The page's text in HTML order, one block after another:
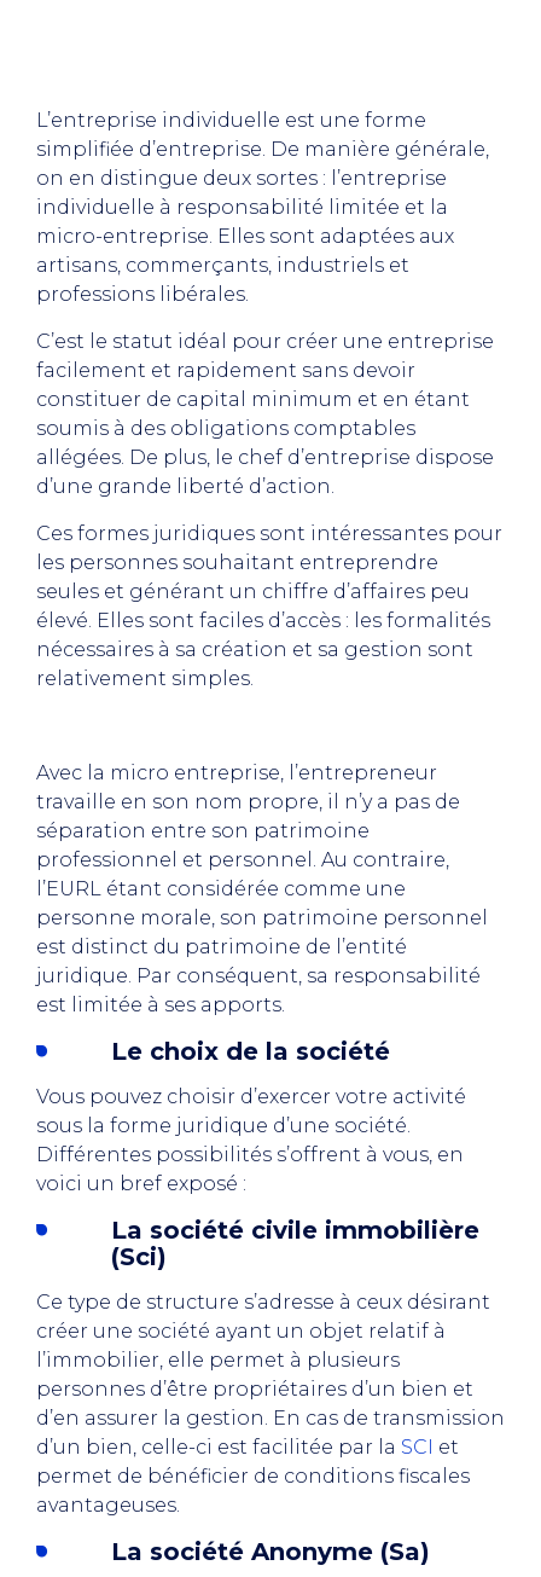
L’entreprise individuelle est une forme
simplifiée d’entreprise. De manière générale,
on en distingue deux sortes : l’entreprise
individuelle à responsabilité limitée et la
micro-entreprise. Elles sont adaptées aux
artisans, commerçants, industriels et
professions libérales.
C’est le statut idéal pour créer une entreprise
facilement et rapidement sans devoir
constituer de capital minimum et en étant
soumis à des obligations comptables
allégées. De plus, le chef d’entreprise dispose
d’une grande liberté d’action.
Ces formes juridiques sont intéressantes pour
les personnes souhaitant entreprendre
seules et générant un chiffre d’affaires peu
élevé. Elles sont faciles d’accès : les formalités
nécessaires à sa création et sa gestion sont
relativement simples.
Avec la micro entreprise, l’entrepreneur
travaille en son nom propre, il n’y a pas de
séparation entre son patrimoine
professionnel et personnel. Au contraire,
l’EURL étant considérée comme une
personne morale, son patrimoine personnel
est distinct du patrimoine de l’entité
juridique. Par conséquent, sa responsabilité
est limitée à ses apports.
Le choix de la société
Vous pouvez choisir d’exercer votre activité
sous la forme juridique d’une société.
Différentes possibilités s’offrent à vous, en
voici un bref exposé :
La société civile immobilière
(Sci)
Ce type de structure s’adresse à ceux désirant
créer une société ayant un objet relatif à
l’immobilier, elle permet à plusieurs
personnes d’être propriétaires d’un bien et
d’en assurer la gestion. En cas de transmission
d’un bien, celle-ci est facilitée par la SCI et
permet de bénéficier de conditions fiscales
avantageuses.
La société Anonyme (Sa)